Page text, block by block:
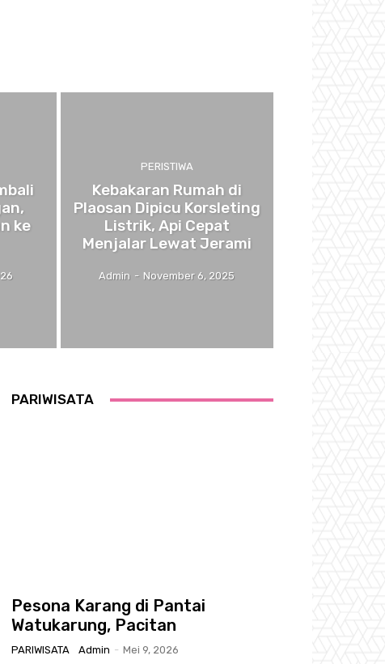
ke
PERISTIWA
Kebakaran Rumah di
Plaosan Dipicu Korsleting
Listrik, Api Cepat
Menjalar Lewat Jerami
Admin - November 6, 2025
PARIWISATA
Pesona Karang di Pantai
Watukarung, Pacitan
PARIWISATA Admin - Mei 9, 2026